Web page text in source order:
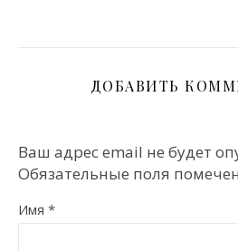
ДОБАВИТЬ
Ваш адрес email не будет
Обязательные поля
Имя *